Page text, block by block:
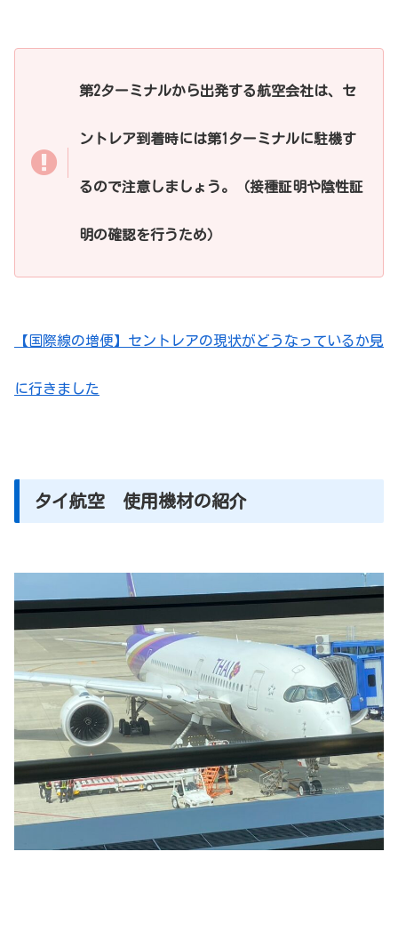
第2ターミナルから出発する航空会社は、セ
ントレア到着時には第1ターミナルに駐機す
るので注意しましょう。（接種証明や陰性証
明の確認を行うため）
【国際線の増便】セントレアの現状がどうなっているか見
に行きました
タイ航空 使用機材の紹介